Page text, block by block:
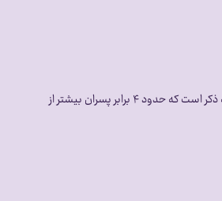
طبق آمار سال ۲۰۱۶ در امریکا از هر ۶۸ کودک یک نفر دارای اتیسم است اما در ایران از هر ۱۰۰ کودك یک نفر دارای این اختلال است. همچنین آمارهای جهانی افزایش آن را نشان می دهند. لازم به ذکر است که حدود ۴ برابر پسران بیشتر از